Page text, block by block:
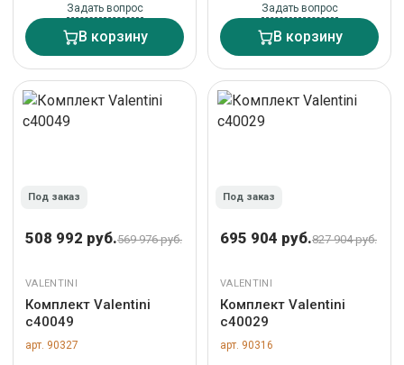
Задать вопрос
В корзину
Задать вопрос
В корзину
Под заказ
508 992 руб.569 976 руб.
VALENTINI
Комплект Valentini
c40049
арт. 90327
Под заказ
695 904 руб.827 904 руб.
VALENTINI
Комплект Valentini
c40029
арт. 90316